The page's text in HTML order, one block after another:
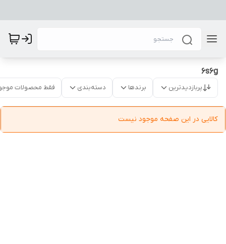
6s6g
پربازدیدترین برندها دسته‌بندی فقط محصولات
کالایی در این صفحه موجود نیست